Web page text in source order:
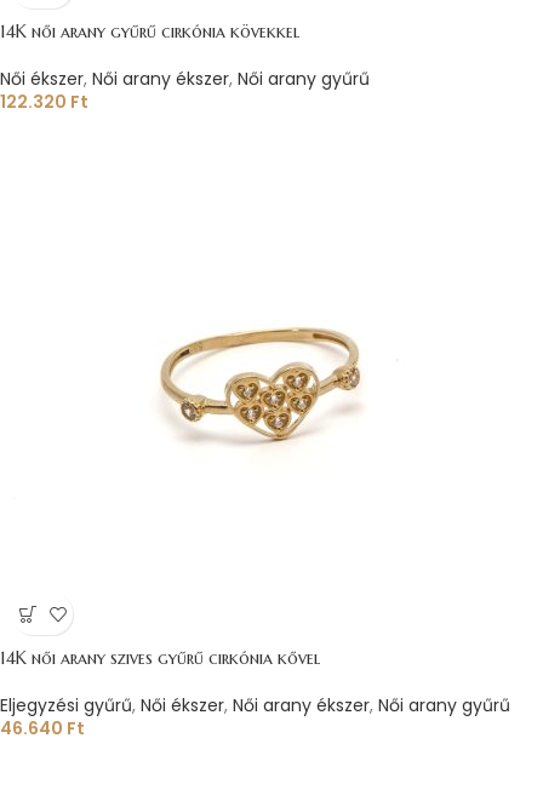
14K női arany gyűrű cirkónia kövekkel
Női ékszer, Női arany ékszer, Női arany gyűrű
122.320 Ft
14K női arany szives gyűrű cirkónia kővel
Eljegyzési gyűrű, Női ékszer, Női arany ékszer, Női arany gyűrű
46.640 Ft